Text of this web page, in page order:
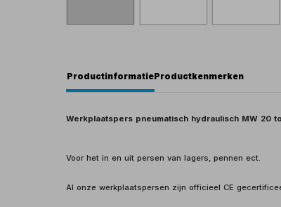
ProductinformatieProductkenmerken
Werkplaatspers pneumatisch hydraulisch MW 20
Voor het in en uit persen van lagers, pennen ect.
Al onze werkplaatspersen zijn officieel CE